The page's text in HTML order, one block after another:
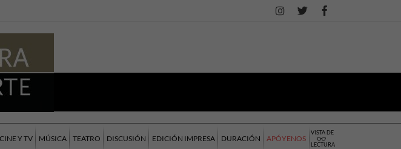
CINE Y TV MÚSICA TEATRO DISCUSIÓN EDICIÓN IMPRESA DURACIÓN APÓYENOS
VISTA DE
LECTURA